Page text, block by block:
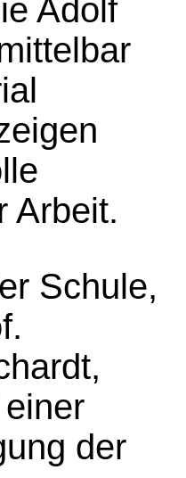
Adolf
Arbeit.
Schule,
der